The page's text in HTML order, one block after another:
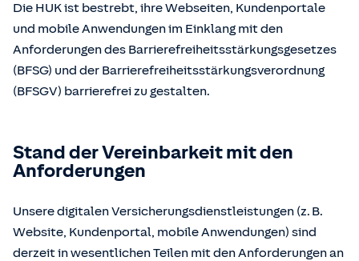
Die HUK ist bestrebt, ihre Webseiten, Kundenportale
und mobile Anwendungen im Einklang mit den
Anforderungen des Barrierefreiheitsstärkungsgesetzes
(BFSG) und der Barrierefreiheitsstärkungsverordnung
(BFSGV) barrierefrei zu gestalten.
Stand der Vereinbarkeit mit den
Anforderungen
Unsere digitalen Versicherungsdienstleistungen (z. B.
Website, Kundenportal, mobile Anwendungen) sind
derzeit in wesentlichen Teilen mit den Anforderungen an